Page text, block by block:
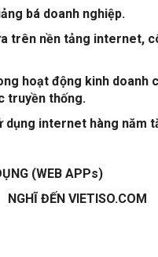
bá doanh nghiệp.
trên nền tảng internet,
hoạt động kinh doanh
truyền thống.
dụng internet hàng năm
(WEB APPs)